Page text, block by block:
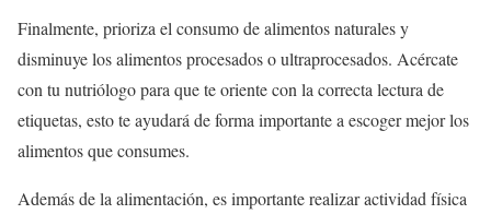
Finalmente, prioriza el consumo de alimentos naturales y
disminuye los alimentos procesados o ultraprocesados. Acércate
con tu nutriólogo para que te oriente con la correcta lectura de
etiquetas, esto te ayudará de forma importante a escoger mejor los
alimentos que consumes.
Además de la alimentación, es importante realizar actividad física